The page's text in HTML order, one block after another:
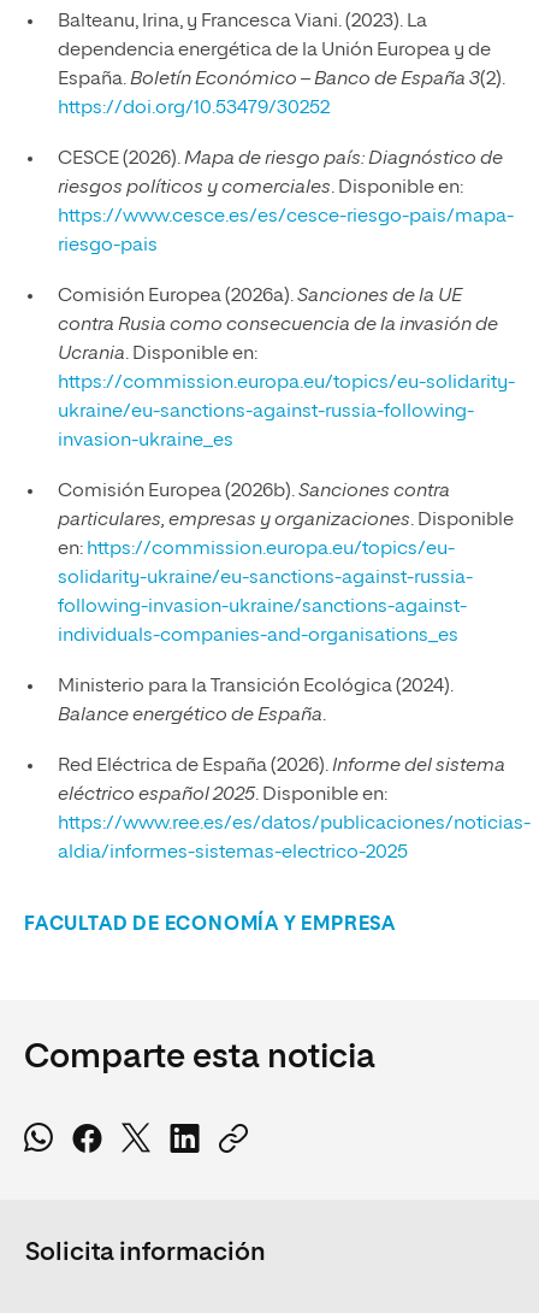
Balteanu, Irina, y Francesca Viani. (2023). La
dependencia energética de la Unión Europea y de
España.Boletín Económico – Banco de España 3(2).
https://doi.org/10.53479/30252
CESCE (2026).Mapa de riesgo país: Diagnóstico de
riesgos políticos y comerciales. Disponible en:
https://www.cesce.es/es/cesce-riesgo-pais/mapa-
riesgo-pais
Comisión Europea (2026a).Sanciones de la UE
contra Rusia como consecuencia de la invasión de
Ucrania. Disponible en:
https://commission.europa.eu/topics/eu-solidarity-
ukraine/eu-sanctions-against-russia-following-
invasion-ukraine_es
Comisión Europea (2026b).Sanciones contra
particulares, empresas y organizaciones. Disponible
en: https://commission.europa.eu/topics/eu-
solidarity-ukraine/eu-sanctions-against-russia-
following-invasion-ukraine/sanctions-against-
individuals-companies-and-organisations_es
Ministerio para la Transición Ecológica (2024).
Balance energético de España.
Red Eléctrica de España (2026).Informe del sistema
eléctrico español 2025. Disponible en:
https://www.ree.es/es/datos/publicaciones/noticias-
aldia/informes-sistemas-electrico-2025
FACULTAD DE ECONOMÍA Y EMPRESA
Comparte esta noticia
Solicita información